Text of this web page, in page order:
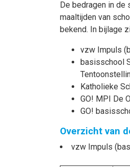
De bedragen in de
maaltijden van
bekend. In bijlage
vzw Impuls
basisschool
Katholieke
GO! MPI De
GO!
Overzicht van
vzw Impuls